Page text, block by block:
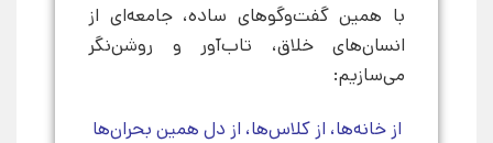
با همین گفت‌وگوهای ساده، جامعه‌ای از
انسان‌های خلاق، تاب‌آور و روشن‌نگر
می‌سازیم:
از خانه‌ها، از کلاس‌ها، از دل همین بحران‌ها